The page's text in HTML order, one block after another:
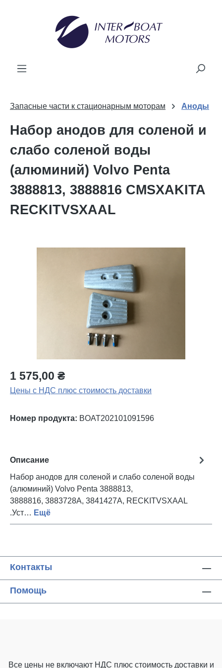
Запасные части к стационарным моторам Аноды
Набор анодов для соленой и
слабо соленой воды
(алюминий) Volvo Penta
3888813, 3888816 CMSXAKITA
RECKITVSXAAL
1 575,00 ₴
Цены с НДС плюс стоимость доставки
Номер продукта: BOAT202101091596
Описание
Набор анодов для соленой и слабо соленой воды
(алюминий) Volvo Penta 3888813,
3888816, 3883728A, 3841427A, RECKITVSXAAL
.Уст… Ещё
Контакты
Помощь
Все цены не включают НДС плюс стоимость доставки и